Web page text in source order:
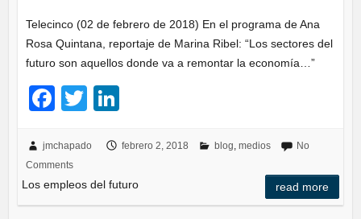
Telecinco (02 de febrero de 2018) En el programa de Ana
Rosa Quintana, reportaje de Marina Ribel: “Los sectores del
futuro son aquellos donde va a remontar la economía…”
F
c
e
b
T
tt
er
k
e
dI
jmchapado febrero 2, 2018 blog, medios
No
Comments
Los empleos del futuro read more